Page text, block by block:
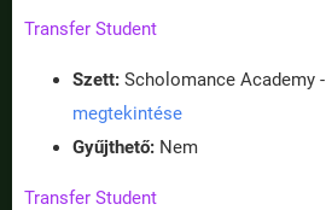
Transfer Student
Szett: Scholomance Academy -
megtekintése
Gyűjthető: Nem
Transfer Student